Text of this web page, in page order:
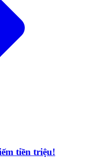
tiền triệu!